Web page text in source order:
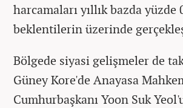
harcamaları yıllık bazda yüzde
beklentilerin üzerinde
Bölgede siyasi gelişmeler de
Güney Kore'de Anayasa
Cumhurbaşkanı Yoon Suk